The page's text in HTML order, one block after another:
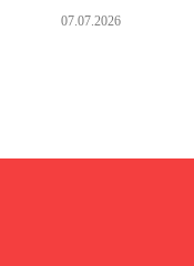
07.07.2026